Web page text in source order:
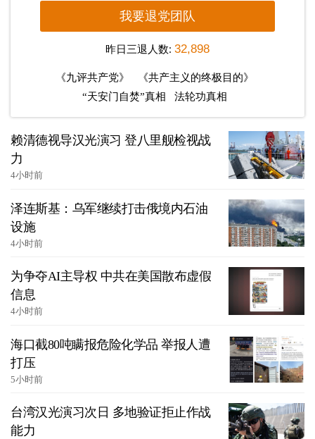
我要退党团队
昨日三退人数: 32,898
《九评共产党》
《共产主义的终极目的》
“天安门自焚”真相
法轮功真相
赖清德视导汉光演习 登八里舰检视战
力
4小时前
泽连斯基：乌军继续打击俄境内石油
设施
4小时前
为争夺AI主导权 中共在美国散布虚假
信息
4小时前
海口截80吨瞒报危险化学品 举报人遭
打压
5小时前
台湾汉光演习次日 多地验证拒止作战
能力